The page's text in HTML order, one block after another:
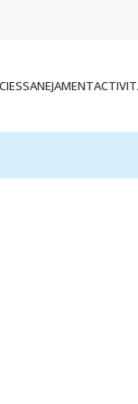
SANEJAMENT